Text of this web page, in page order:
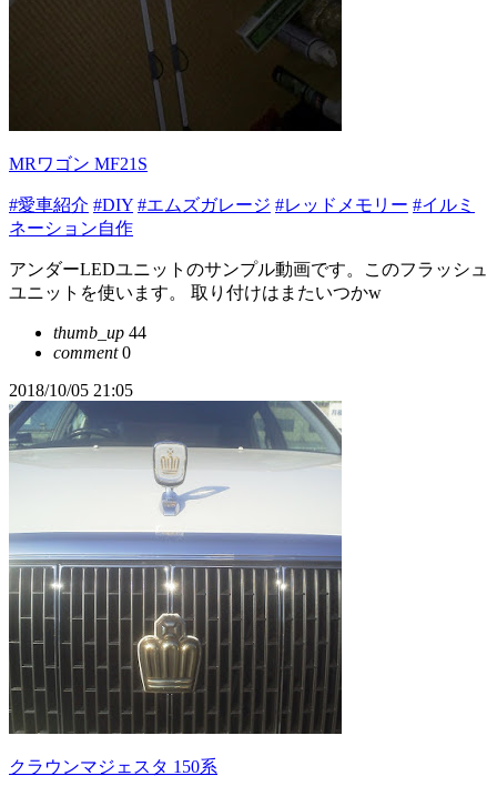
MRワゴン MF21S
#愛車紹介 #DIY #エムズガレージ #レッドメモリー #イルミ
ネーション自作
アンダーLEDユニットのサンプル動画です。このフラッシュ
ユニットを使います。 取り付けはまたいつかw
thumb_up 44
comment0
2018/10/05 21:05
クラウンマジェスタ 150系